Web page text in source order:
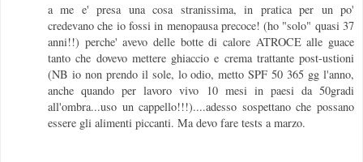
a me e' presa una cosa stranissima, in pratica per un po'
credevano che io fossi in menopausa precoce! (ho "solo" quasi 37
anni!!) perche' avevo delle botte di calore ATROCE alle guace
tanto che dovevo mettere ghiaccio e crema trattante post-ustioni
(NB io non prendo il sole, lo odio, metto SPF 50 365 gg l'anno,
anche quando per lavoro vivo 10 mesi in paesi da 50gradi
all'ombra...uso un cappello!!!)....adesso sospettano che possano
essere gli alimenti piccanti. Ma devo fare tests a marzo.